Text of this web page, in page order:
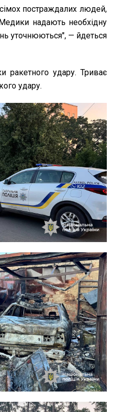
постраждалих людей,
надають необхідну
уточнюються", — йдеться
ракетного удару. Триває
удару.